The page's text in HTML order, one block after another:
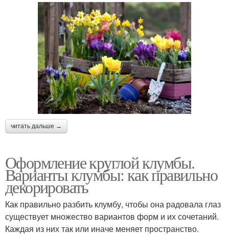
читать дальше →
Оформление круглой клумбы.
Варианты клумбы: как правильно
декорировать
Как правильно разбить клумбу, чтобы она радовала глаз
существует множество вариантов форм и их сочетаний.
Каждая из них так или иначе меняет пространство.